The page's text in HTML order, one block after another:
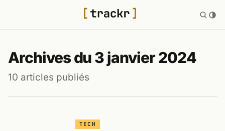
Archives du 3 janvier 2024
10 articles publiés
TECH